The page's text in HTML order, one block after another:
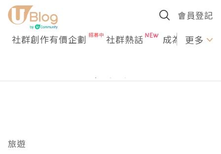
會員登記
社群創作有價企劃 社群熱話 成為U更多
旅遊